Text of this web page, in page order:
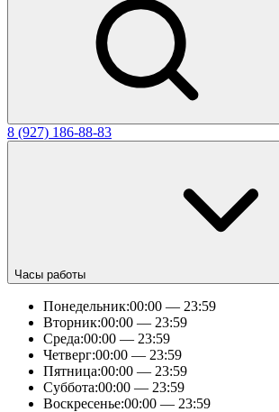
8 (927) 186-88-83
Часы работы
Понедельник:00:00 — 23:59
Вторник:00:00 — 23:59
Среда:00:00 — 23:59
Четверг:00:00 — 23:59
Пятница:00:00 — 23:59
Суббота:00:00 — 23:59
Воскресенье:00:00 — 23:59